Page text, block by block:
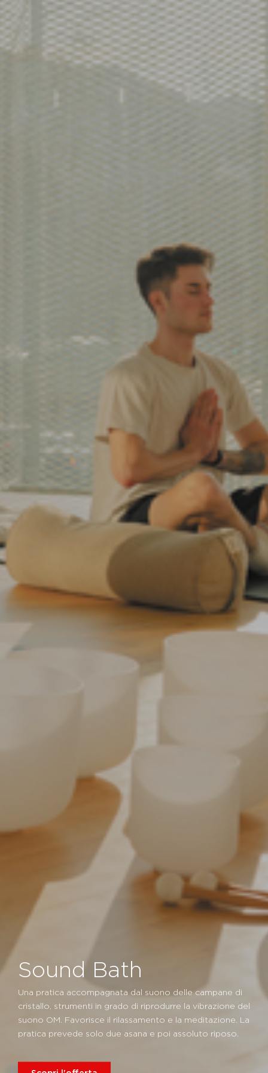
Sound Bath
Una pratica accompagnata dal suono delle campane di
cristallo, strumenti in grado di riprodurre la vibrazione del
suono OM. Favorisce il rilassamento e la meditazione. La
pratica prevede solo due asana e poi assoluto riposo.